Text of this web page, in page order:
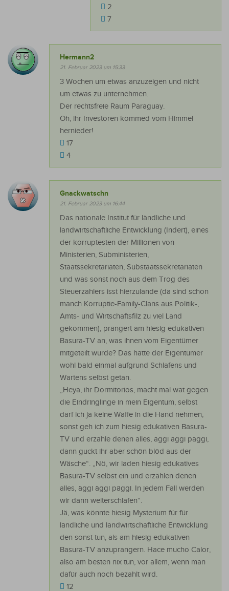
2
7
Hermann2
21. Februar 2023 um 15:33
3 Wochen um etwas anzuzeigen und nicht
um etwas zu unternehmen.
Der rechtsfreie Raum Paraguay.
Oh, ihr Investoren kommed vom Himmel
hernieder!
17
4
Gnackwatschn
21. Februar 2023 um 16:44
Das nationale Institut für ländliche und
landwirtschaftliche Entwicklung (Indert), eines
der korruptesten der Millionen von
Ministerien, Subministerien,
Staatssekretariaten, Substaatssekretariaten
und was sonst noch aus dem Trog des
Steuerzahlers isst hierzulande (da sind schon
manch Korruptie-Family-Clans aus Politik-,
Amts- und Wirtschaftsfilz zu viel Land
gekommen), prangert am hiesig edukativen
Basura-TV an, was ihnen vom Eigentümer
mitgeteilt wurde? Das hätte der Eigentümer
wohl bald einmal aufgrund Schlafens und
Wartens selbst getan.
„Heya, ihr Dormitorios, macht mal wat gegen
die Eindringlinge in mein Eigentum, selbst
darf ich ja keine Waffe in die Hand nehmen,
sonst geh ich zum hiesig edukativen Basura-
TV und erzähle denen alles, äggi äggi päggi,
dann guckt ihr aber schön blöd aus der
Wäsche“. „Nö, wir laden hiesig edukatives
Basura-TV selbst ein und erzählen denen
alles, äggi äggi päggi. In jedem Fall werden
wir dann weiterschlafen“.
Jä, was könnte hiesig Mysterium für für
ländliche und landwirtschaftliche Entwicklung
den sonst tun, als am hiesig edukativen
Basura-TV anzuprangern. Hace mucho Calor,
also am besten nix tun, vor allem, wenn man
dafür auch noch bezahlt wird.
12